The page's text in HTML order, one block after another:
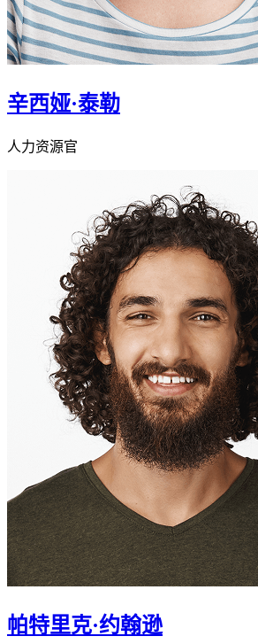
辛西娅·泰勒
人力资源官
帕特里克·约翰逊